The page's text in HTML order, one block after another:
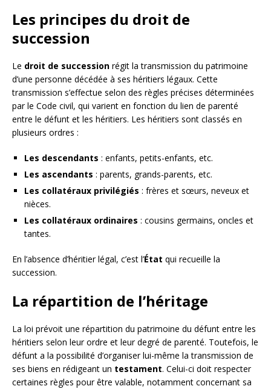
Les principes du droit de
succession
Le droit de succession régit la transmission du patrimoine
d’une personne décédée à ses héritiers légaux. Cette
transmission s’effectue selon des règles précises déterminées
par le Code civil, qui varient en fonction du lien de parenté
entre le défunt et les héritiers. Les héritiers sont classés en
plusieurs ordres :
Les descendants : enfants, petits-enfants, etc.
Les ascendants : parents, grands-parents, etc.
Les collatéraux privilégiés : frères et sœurs, neveux et
nièces.
Les collatéraux ordinaires : cousins germains, oncles et
tantes.
En l’absence d’héritier légal, c’est l’État qui recueille la
succession.
La répartition de l’héritage
La loi prévoit une répartition du patrimoine du défunt entre les
héritiers selon leur ordre et leur degré de parenté. Toutefois, le
défunt a la possibilité d’organiser lui-même la transmission de
ses biens en rédigeant un testament. Celui-ci doit respecter
certaines règles pour être valable, notamment concernant sa